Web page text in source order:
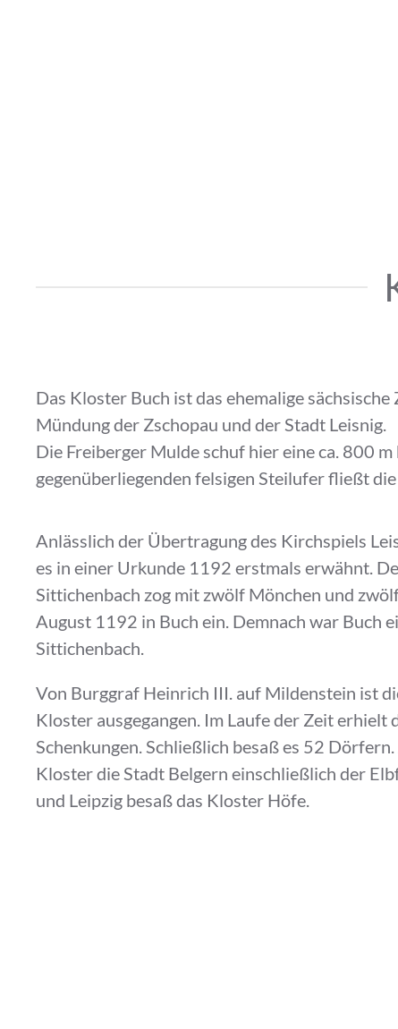
Das Kloster Buch ist das ehemalige
Mündung der Zschopau und der Stadt Leisnig.
Die Freiberger Mulde schuf hier eine ca. 800
gegenüberliegenden felsigen Steilufer fließt die
Anlässlich der Übertragung des Kirchspiels
es in einer Urkunde 1192 erstmals erwähnt.
Sittichenbach zog mit zwölf Mönchen und
August 1192 in Buch ein. Demnach war Buch
Sittichenbach.
Von Burggraf Heinrich III. auf Mildenstein ist
Kloster ausgegangen. Im Laufe der Zeit erhielt
Schenkungen. Schließlich besaß es 52
Kloster die Stadt Belgern einschließlich der
und Leipzig besaß das Kloster Höfe.